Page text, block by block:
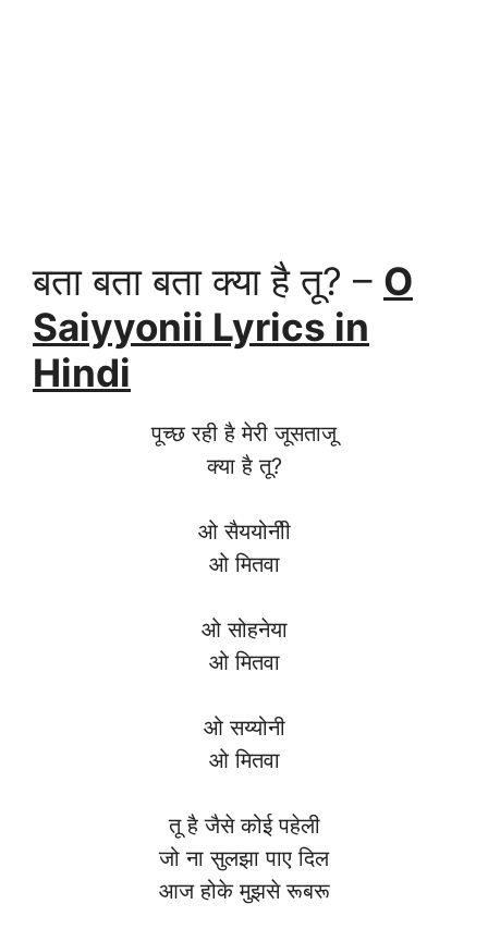
बता बता बता क्या है तू? – O
Saiyyonii Lyrics in
Hindi
पूच्छ रही है मेरी जूसताजू
क्या है तू?
ओ सैययोनीी
ओ मितवा
ओ सोहनेया
ओ मितवा
ओ सय्योनी
ओ मितवा
तू है जैसे कोई पहेली
जो ना सुलझा पाए दिल
आज होके मुझसे रूबरू